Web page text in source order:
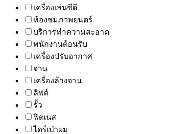
เครื่องเล่นซีดี
ห้องชมภาพยนตร์
บริการทำความสะอาด
พนักงานต้อนรับ
เครื่องปรับอากาศ
จาน
เครื่องล้างจาน
ลิฟต์
รั้ว
ฟิตเนส
ไดร์เป่าผม